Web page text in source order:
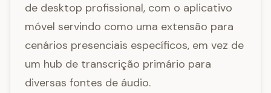
de desktop profissional, com o aplicativo
móvel servindo como uma extensão para
cenários presenciais específicos, em vez de
um hub de transcrição primário para
diversas fontes de áudio.